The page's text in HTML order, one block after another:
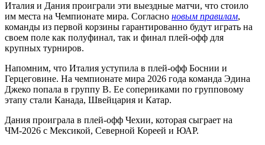
Италия и Дания проиграли эти выездные матчи, что стоило
им места на Чемпионате мира. Согласно новым правилам,
команды из первой корзины гарантированно будут играть на
своем поле как полуфинал, так и финал плей-офф для
крупных турниров.
Напомним, что Италия уступила в плей-офф Боснии и
Герцеговине. На чемпионате мира 2026 года команда Эдина
Джеко попала в группу B. Ее соперниками по групповому
этапу стали Канада, Швейцария и Катар.
Дания проиграла в плей-офф Чехии, которая сыграет на
ЧМ-2026 с Мексикой, Северной Кореей и ЮАР.